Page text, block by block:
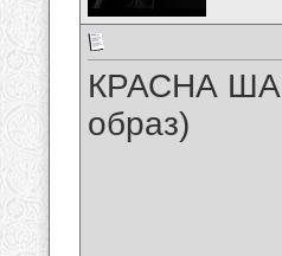
КРАСНА
образ)